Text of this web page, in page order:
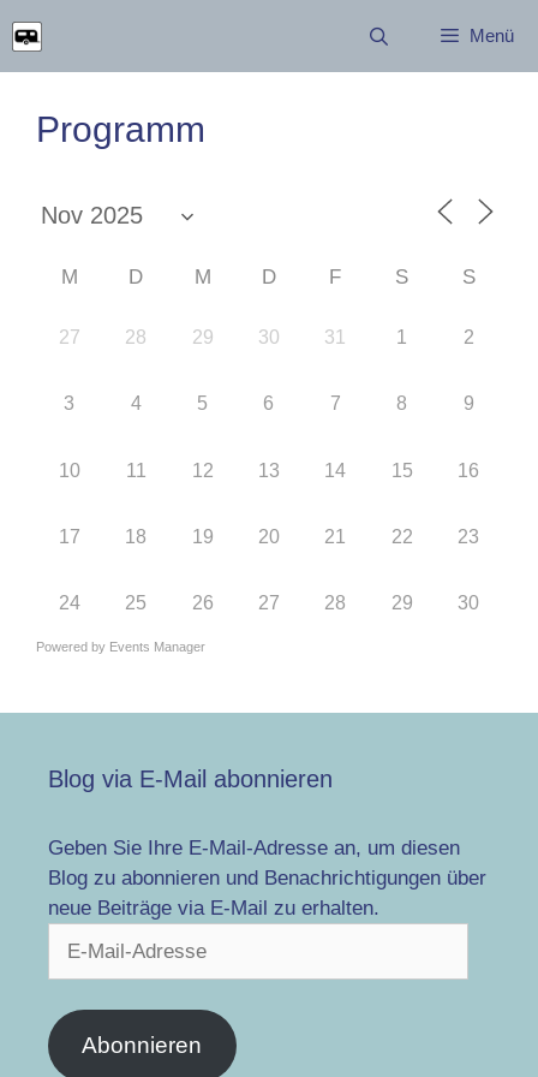
Inhalt
springen
Menü
Programm
M D M D F S S
27 28 29 30 31 1 2
3 4 5 6 7 8 9
10 11 12 13 14 15 16
17 18 19 20 21 22 23
24 25 26 27 28 29 30
Powered by Events Manager
Blog via E-Mail abonnieren
Geben Sie Ihre E-Mail-Adresse an, um diesen
Blog zu abonnieren und Benachrichtigungen über
neue Beiträge via E-Mail zu erhalten.
Abonnieren